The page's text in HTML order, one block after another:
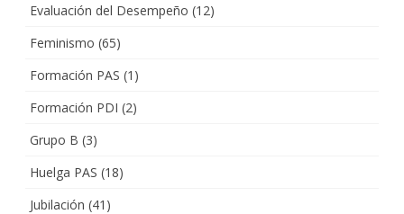
Evaluación del Desempeño (12)
Feminismo (65)
Formación PAS (1)
Formación PDI (2)
Grupo B (3)
Huelga PAS (18)
Jubilación (41)